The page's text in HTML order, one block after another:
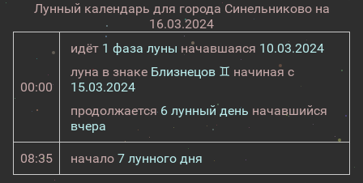
Лунный календарь для города Синельниково на
16.03.2024
00:00
идёт 1 фаза луны начавшаяся 10.03.2024
луна в знаке Близнецов ♊ начиная с
15.03.2024
продолжается 6 лунный день начавшийся
вчера
08:35 начало 7 лунного дня